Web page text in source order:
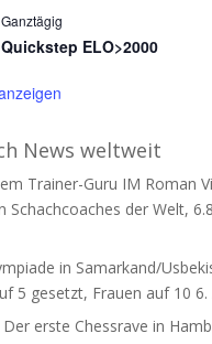
Ganztägig
Quickstep ELO>2000
News weltweit
Trainer-Guru IM Roman
Schachcoaches der Welt,
in Samarkand/
5 gesetzt, Frauen auf 10 6.
erste Chessrave in